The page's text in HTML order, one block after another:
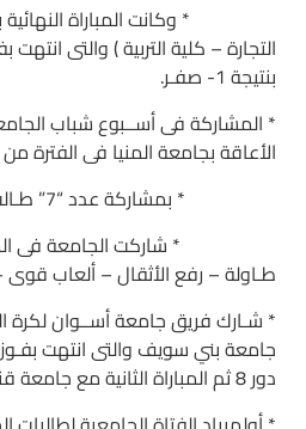
* وكانت المباراة النهائية
التجارة – كلية التربية ) والتى انتهت
بنتيجة 1- صفـر.
* المشاركة فى أســبوع شباب
الأعاقة بجامعة المنيا فى الفترة من 21-26/2/2018.
* بمشاركة عدد “7” طـالب.
* شاركت الجامعة فى
طـاولة – رفع الأثقال – ألعاب
جامعة بني سويف والتى انتهت
دور 8 ثم المباراة الثانية مع جامعة قناة السويس.